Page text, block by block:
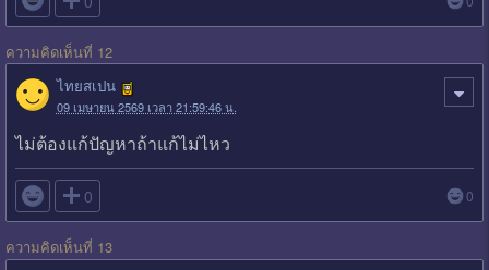
ความคิดเห็นที่ 12
ไทยสเปน
09 เมษายน 2569 เวลา 21:59:46 น.
ไม่ต้องแก้ปัญหาถ้าแก้ไม่ไหว
 0 0
ความคิดเห็นที่ 13